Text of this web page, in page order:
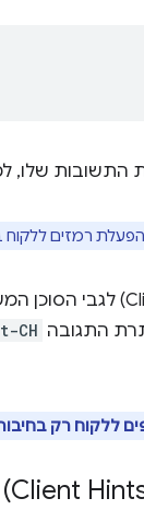
התשובות שלו,
הפעלת רמזים
התגובה CH
ללקוח רק